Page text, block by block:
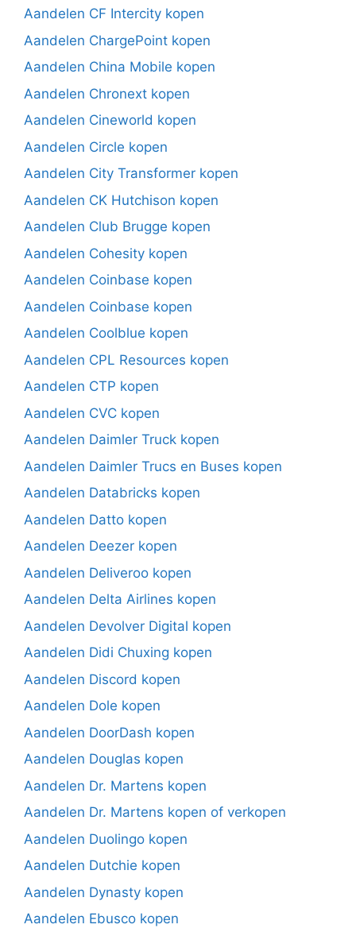
Aandelen CF Intercity kopen
Aandelen ChargePoint kopen
Aandelen China Mobile kopen
Aandelen Chronext kopen
Aandelen Cineworld kopen
Aandelen Circle kopen
Aandelen City Transformer kopen
Aandelen CK Hutchison kopen
Aandelen Club Brugge kopen
Aandelen Cohesity kopen
Aandelen Coinbase kopen
Aandelen Coinbase kopen
Aandelen Coolblue kopen
Aandelen CPL Resources kopen
Aandelen CTP kopen
Aandelen CVC kopen
Aandelen Daimler Truck kopen
Aandelen Daimler Trucs en Buses kopen
Aandelen Databricks kopen
Aandelen Datto kopen
Aandelen Deezer kopen
Aandelen Deliveroo kopen
Aandelen Delta Airlines kopen
Aandelen Devolver Digital kopen
Aandelen Didi Chuxing kopen
Aandelen Discord kopen
Aandelen Dole kopen
Aandelen DoorDash kopen
Aandelen Douglas kopen
Aandelen Dr. Martens kopen
Aandelen Dr. Martens kopen of verkopen
Aandelen Duolingo kopen
Aandelen Dutchie kopen
Aandelen Dynasty kopen
Aandelen Ebusco kopen